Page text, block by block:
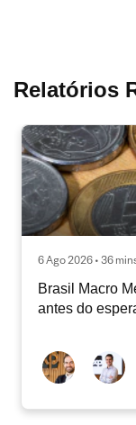
Relatórios
6 Ago 2026 • 36
Brasil Macro
antes do